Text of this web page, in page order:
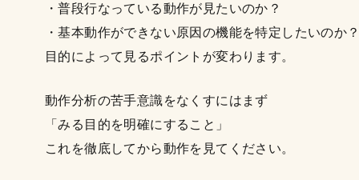
・普段行なっている動作が見たいのか？
・基本動作ができない原因の機能を特定したいのか？
目的によって見るポイントが変わります。
動作分析の苦手意識をなくすにはまず
「みる目的を明確にすること」
これを徹底してから動作を見てください。